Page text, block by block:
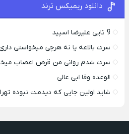
دانلود ریمیکس ترند
9 تایی علیرضا اسپید
سرت بالاعه یا نه هرچی میخواستی داری
سرت شدم روانی من قرص اعصاب
الوعده وفا ابی عالی
شاید اولین جایی که دیدمت نبوده